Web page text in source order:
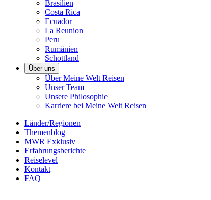
Brasilien
Costa Rica
Ecuador
La Reunion
Peru
Rumänien
Schottland
Über uns
Über Meine Welt Reisen
Unser Team
Unsere Philosophie
Karriere bei Meine Welt Reisen
Länder/Regionen
Themenblog
MWR Exklusiv
Erfahrungsberichte
Reiselevel
Kontakt
FAQ